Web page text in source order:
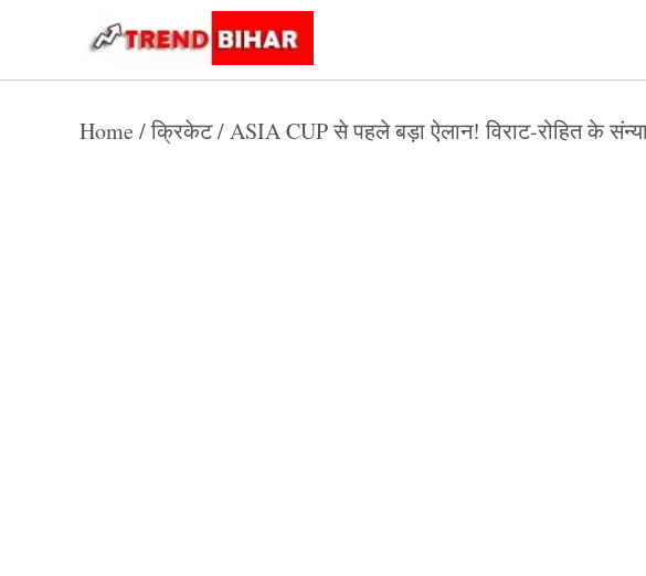
content
Bihar
Home /क्रिकेट/ASIA CUP से पहले बड़ा ऐलान! विराट-रोहित के